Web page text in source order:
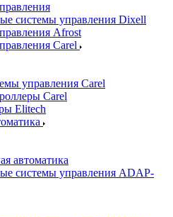
системы управления Dixell
Afrost
Carel
управления Carel
Carel
Elitech
автоматика
системы управления ADAP-